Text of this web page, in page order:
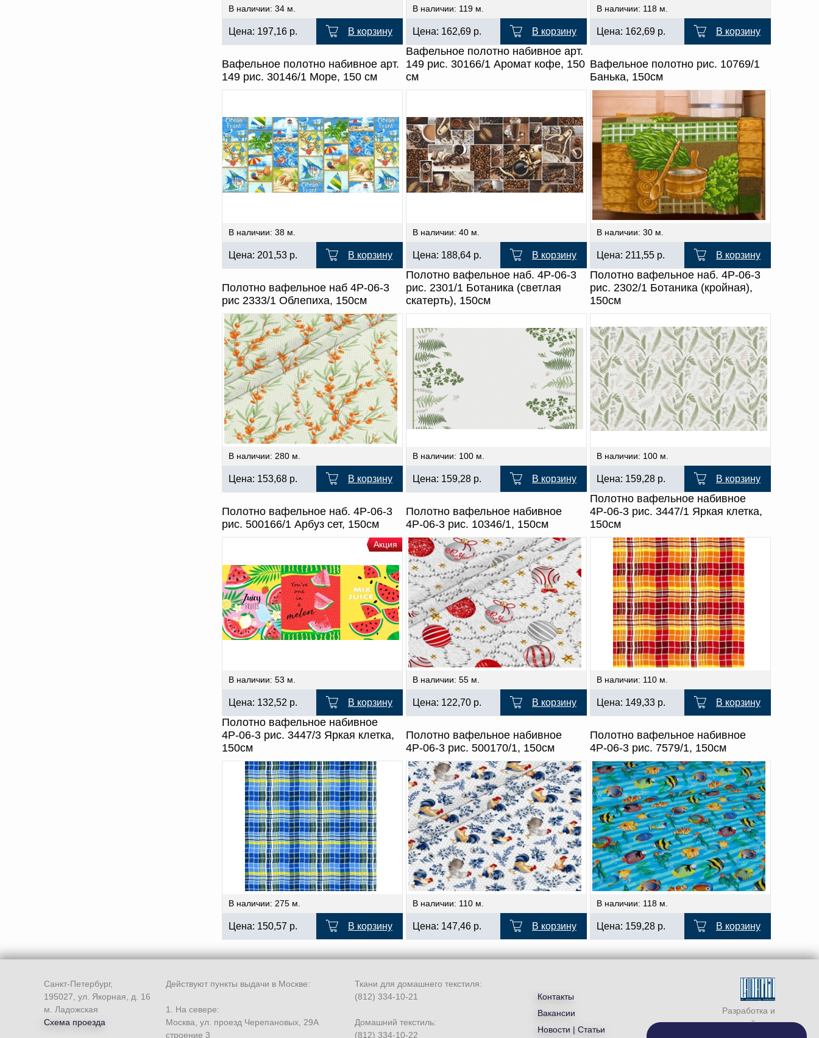
В наличии: 34 м.
Цена: 197,16 р. В корзину
В наличии: 119 м.
Цена: 162,69 р. В корзину
В наличии: 118 м.
Цена: 162,69 р. В корзину
Вафельное полотно набивное арт.
149 рис. 30146/1 Море, 150 см
В наличии: 38 м.
Цена: 201,53 р. В корзину
Вафельное полотно набивное арт.
149 рис. 30166/1 Аромат кофе, 150
см
В наличии: 40 м.
Цена: 188,64 р. В корзину
Вафельное полотно рис. 10769/1
Банька, 150см
В наличии: 30 м.
Цена: 211,55 р. В корзину
Полотно вафельное наб 4Р-06-3
рис 2333/1 Облепиха, 150см
В наличии: 280 м.
Цена: 153,68 р. В корзину
Полотно вафельное наб. 4Р-06-3
рис. 2301/1 Ботаника (светлая
скатерть), 150см
В наличии: 100 м.
Цена: 159,28 р. В корзину
Полотно вафельное наб. 4Р-06-3
рис. 2302/1 Ботаника (кройная),
150см
В наличии: 100 м.
Цена: 159,28 р. В корзину
Полотно вафельное наб. 4Р-06-3
рис. 500166/1 Арбуз сет, 150см
Акция
В наличии: 53 м.
Цена: 132,52 р. В корзину
Полотно вафельное набивное
4Р-06-3 рис. 10346/1, 150см
В наличии: 55 м.
Цена: 122,70 р. В корзину
Полотно вафельное набивное
4Р-06-3 рис. 3447/1 Яркая клетка,
150см
В наличии: 110 м.
Цена: 149,33 р. В корзину
Полотно вафельное набивное
4Р-06-3 рис. 3447/3 Яркая клетка,
150см
В наличии: 275 м.
Цена: 150,57 р. В корзину
Полотно вафельное набивное
4Р-06-3 рис. 500170/1, 150см
В наличии: 110 м.
Цена: 147,46 р. В корзину
Полотно вафельное набивное
4Р-06-3 рис. 7579/1, 150см
В наличии: 118 м.
Цена: 159,28 р. В корзину
Разработка и
продвижение сайта —
Санкт-Петербург,
195027, ул. Якорная, д. 16
м. Ладожская
Схема проезда
Действуют пункты выдачи в Москве:
1. На севере:
Москва, ул. проезд Черепановых, 29А
строение 3
Ткани для домашнего текстиля:
(812) 334-10-21
Домашний текстиль:
(812) 334-10-22
Контакты
Вакансии
Новости | Статьи